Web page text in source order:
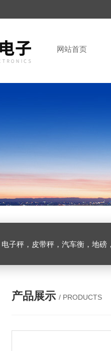
网站首页
子秤，皮带秤，汽车衡，地磅
产品展示 / PRODUCTS